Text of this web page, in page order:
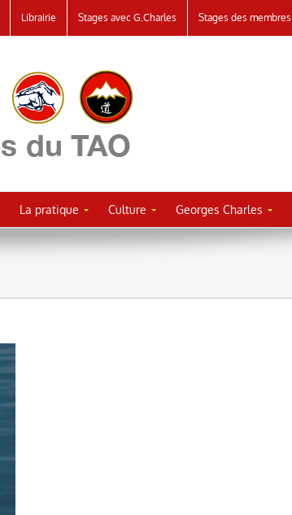
Librairie Stages avec G.Charles Stages des membres
La pratique Culture Georges Charles